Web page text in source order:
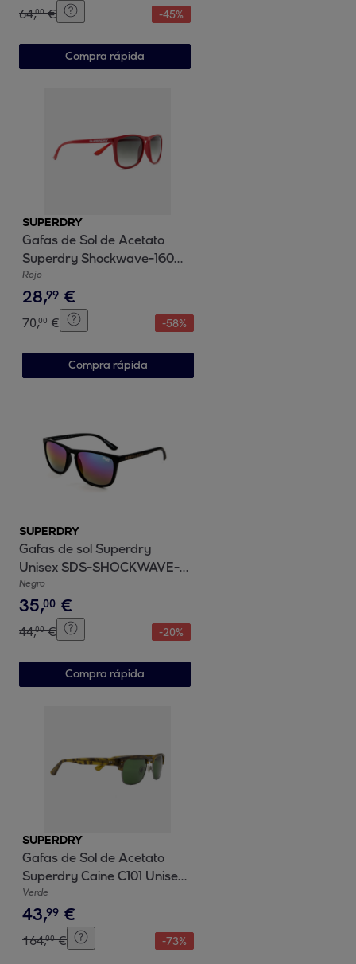
64,00 € -45%
Compra rápida
SUPERDRY
Gafas de Sol de Acetato
Superdry Shockwave-160
Unisex Talla 55 mm
Rojo
28,99 €
70,00 € -58%
Compra rápida
SUPERDRY
Gafas de sol Superdry
Unisex SDS-SHOCKWAVE-
55127
Negro
35,00 €
44,00 € -20%
Compra rápida
SUPERDRY
Gafas de Sol de Acetato
Superdry Caine C101 Unisex
Talla 53 mm
Verde
43,99 €
164,00 € -73%